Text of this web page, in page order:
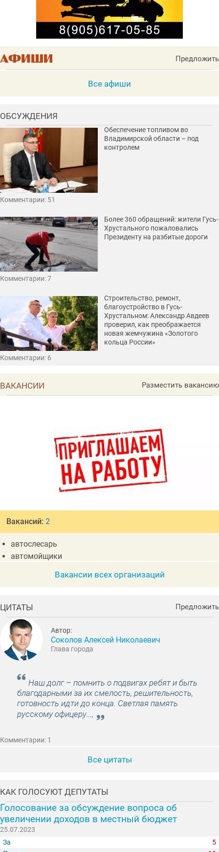
Предложить
Все афиши
ОБСУЖДЕНИЯ
Обеспечение топливом во
Владимирской области – под
контролем
Комментарии: 51
Более 360 обращений: жители Гусь-
Хрустального пожаловались
Президенту на разбитые дороги
Комментарии: 7
Строительство, ремонт,
благоустройство в Гусь-
Хрустальном: Александр Авдеев
проверил, как преображается
новая жемчужина «Золотого
кольца России»
Комментарии: 6
ВАКАНСИИ Разместить вакансию
Вакансий: 2
автослесарь
автомойщики
Вакансии всех организаций
ЦИТАТЫ Предложить
Автор:
Соколов Алексей Николаевич
Глава города
Наш долг – помнить о подвигах ребят и быть
благодарными за их смелость, решительность,
готовность идти до конца. Светлая память
русскому офицеру…,
Комментарии: 1
Все цитаты
КАК ГОЛОСУЮТ ДЕПУТАТЫ
Голосование за обсуждение вопроса об
увеличении доходов в местный бюджет
25.07.2023
За
5